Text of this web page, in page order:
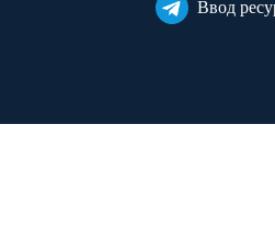
Ввод